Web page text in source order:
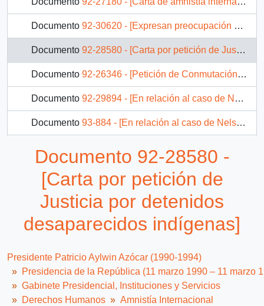
Documento 92-30620 - [Expresan preocupación por la situación de derechos humanos del pueblo mapuche]
Documento 92-28580 - [Carta por petición de Justicia por detenidos desaparecidos indígenas]
Documento 92-26346 - [Petición de Conmutación de Pena de Muerte]
Documento 92-29894 - [En relación al caso de Nelson Curiñir]
Documento 93-884 - [En relación al caso de Nelson Curiñir]
26 más...
Documento 92-28580 -
[Carta por petición de
Justicia por detenidos
desaparecidos indígenas]
Presidente Patricio Aylwin Azócar (1990-1994)
Presidencia de la República (11 marzo 1990 – 11 marzo
Gabinete Presidencial, Instituciones y Servicios
Derechos Humanos
Amnistía Internacional